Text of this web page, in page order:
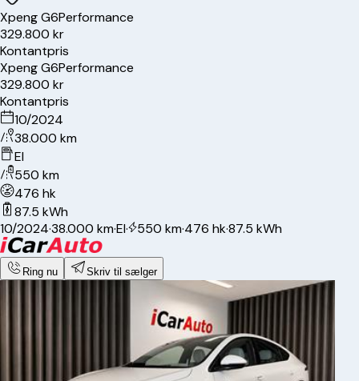
XpengG6Performance
329.800 kr
Kontantpris
XpengG6Performance
329.800 kr
Kontantpris
10/2024
38.000 km
El
550 km
476 hk
87.5 kWh
10/2024·38.000 km·El· 550 km·476 hk·87.5 kWh
Ring nu Skriv til sælger